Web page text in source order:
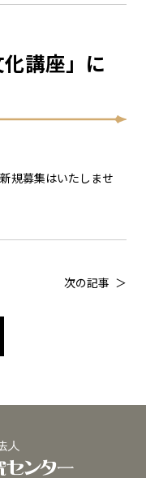
化講座」に
規募集はいたしませ
次の記事